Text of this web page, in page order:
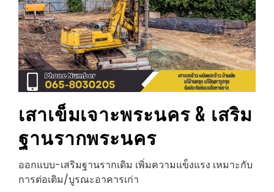
เสาเข็มเจาะพระนคร& เสริม
ฐานรากพระนคร
ออกแบบ-เสริมฐานรากเดิม เพิ่มความแข็งแรง เหมาะกับ
การต่อเติม/บูรณะอาคารเก่า